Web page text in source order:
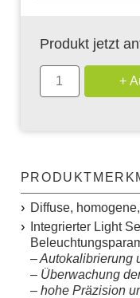
Produkt jetzt
Diffuse,
Integrierter Light S
– Autokalibrierung
– Überwachung
– hohe Präzision